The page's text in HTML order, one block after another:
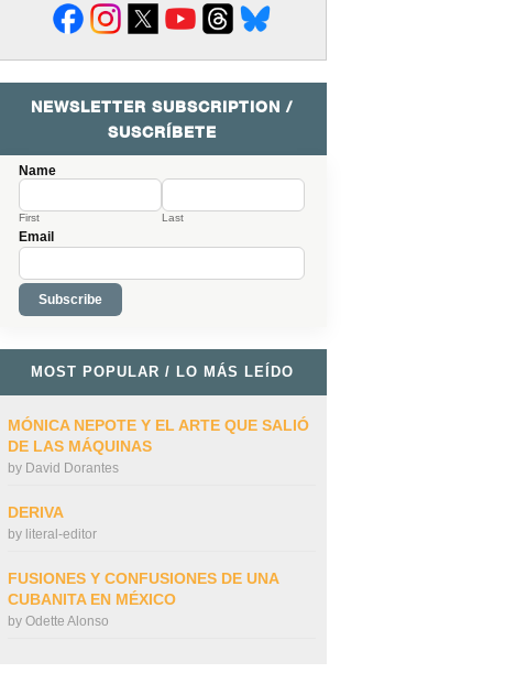
NEWSLETTER SUBSCRIPTION /
SUSCRÍBETE
Name
First Last
Email
MOST POPULAR / LO MÁS LEÍDO
MÓNICA NEPOTE Y EL ARTE QUE SALIÓ
DE LAS MÁQUINAS
by David Dorantes
DERIVA
by literal-editor
FUSIONES Y CONFUSIONES DE UNA
CUBANITA EN MÉXICO
by Odette Alonso